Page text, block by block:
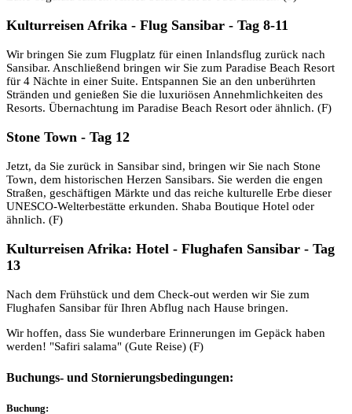
Kulturreisen Afrika - Flug Sansibar - Tag 8-11
Wir bringen Sie zum Flugplatz für einen Inlandsflug zurück nach
Sansibar. Anschließend bringen wir Sie zum Paradise Beach Resort
für 4 Nächte in einer Suite. Entspannen Sie an den unberührten
Stränden und genießen Sie die luxuriösen Annehmlichkeiten des
Resorts. Übernachtung im Paradise Beach Resort oder ähnlich. (F)
Stone Town - Tag 12
Jetzt, da Sie zurück in Sansibar sind, bringen wir Sie nach Stone
Town, dem historischen Herzen Sansibars. Sie werden die engen
Straßen, geschäftigen Märkte und das reiche kulturelle Erbe dieser
UNESCO-Welterbestätte erkunden. Shaba Boutique Hotel oder
ähnlich. (F)
Kulturreisen Afrika: Hotel - Flughafen Sansibar - Tag
13
Nach dem Frühstück und dem Check-out werden wir Sie zum
Flughafen Sansibar für Ihren Abflug nach Hause bringen.
Wir hoffen, dass Sie wunderbare Erinnerungen im Gepäck haben
werden! "Safiri salama" (Gute Reise) (F)
Buchungs- und Stornierungsbedingungen:
Buchung: